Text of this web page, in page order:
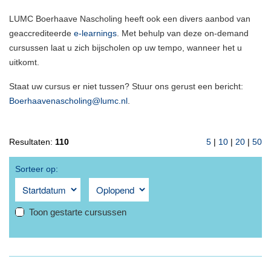
LUMC Boerhaave Nascholing heeft ook een divers aanbod van
geaccrediteerde e-learnings . Met behulp van deze on-demand
cursussen laat u zich bijscholen op uw tempo, wanneer het u
uitkomt.
Staat uw cursus er niet tussen? Stuur ons gerust een bericht:
Boerhaavenascholing@lumc.nl
Resultaten: 110 5 | 10 | 20 | 50
Sorteer op:
Toon gestarte cursussen